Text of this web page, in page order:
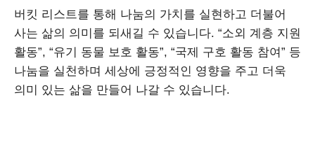
버킷 리스트를 통해 나눔의 가치를 실현하고 더불어
사는 삶의 의미를 되새길 수 있습니다. “소외 계층 지원
활동”, “유기 동물 보호 활동”, “국제 구호 활동 참여” 등
나눔을 실천하며 세상에 긍정적인 영향을 주고 더욱
의미 있는 삶을 만들어 나갈 수 있습니다.